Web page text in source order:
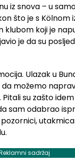
iz snova – u
što je s Kölnom
koji je
je da su
Ulazak u
možemo
su zašto
sam odabrao
sadržaj